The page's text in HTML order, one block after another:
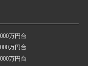
万円台
万円台
万円台